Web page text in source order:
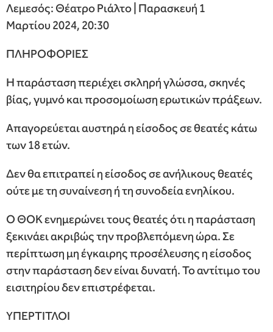
Λεμεσός: Θέατρο Ριάλτο | Παρασκευή 1
Μαρτίου 2024, 20:30
ΠΛΗΡΟΦΟΡΙΕΣ
Η παράσταση περιέχει σκληρή γλώσσα, σκηνές
βίας, γυμνό και προσομοίωση ερωτικών πράξεων.
Απαγορεύεται αυστηρά η είσοδος σε θεατές κάτω
των 18 ετών.
Δεν θα επιτραπεί η είσοδος σε ανήλικους θεατές
ούτε με τη συναίνεση ή τη συνοδεία ενηλίκου.
Ο ΘΟΚ ενημερώνει τους θεατές ότι η παράσταση
ξεκινάει ακριβώς την προβλεπόμενη ώρα. Σε
περίπτωση μη έγκαιρης προσέλευσης η είσοδος
στην παράσταση δεν είναι δυνατή. Το αντίτιμο του
εισιτηρίου δεν επιστρέφεται.
ΥΠΕΡΤΙΤΛΟΙ